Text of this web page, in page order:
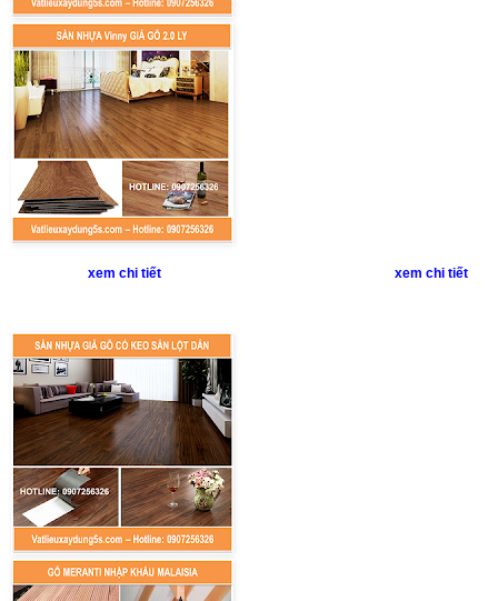
xem chi tiết xem chi tiết